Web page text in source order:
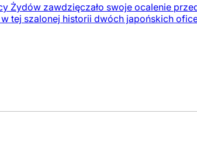
Żydów zawdzięczało swoje ocalenie
tej szalonej historii dwóch japońskich